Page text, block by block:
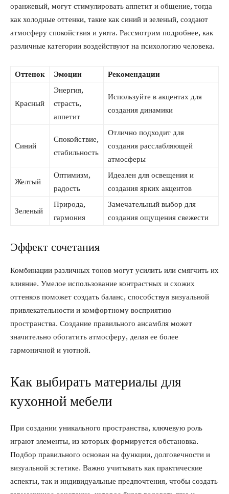
оранжевый, могут стимулировать аппетит и общение, тогда
как холодные оттенки, такие как синий и зеленый, создают
атмосферу спокойствия и уюта. Рассмотрим подробнее, как
различные категории воздействуют на психологию человека.
Оттенок Эмоции Рекомендации
Красный
Энергия,
страсть,
аппетит
Используйте в акцентах для
создания динамики
Синий
Спокойствие,
стабильность
Отлично подходит для
создания расслабляющей
атмосферы
Желтый
Оптимизм,
радость
Идеален для освещения и
создания ярких акцентов
Зеленый
Природа,
гармония
Замечательный выбор для
создания ощущения свежести
Эффект сочетания
Комбинации различных тонов могут усилить или смягчить их
влияние. Умелое использование контрастных и схожих
оттенков поможет создать баланс, способствуя визуальной
привлекательности и комфортному восприятию
пространства. Создание правильного ансамбля может
значительно обогатить атмосферу, делая ее более
гармоничной и уютной.
Как выбирать материалы для
кухонной мебели
При создании уникального пространства, ключевую роль
играют элементы, из которых формируется обстановка.
Подбор правильного основан на функции, долговечности и
визуальной эстетике. Важно учитывать как практические
аспекты, так и индивидуальные предпочтения, чтобы создать